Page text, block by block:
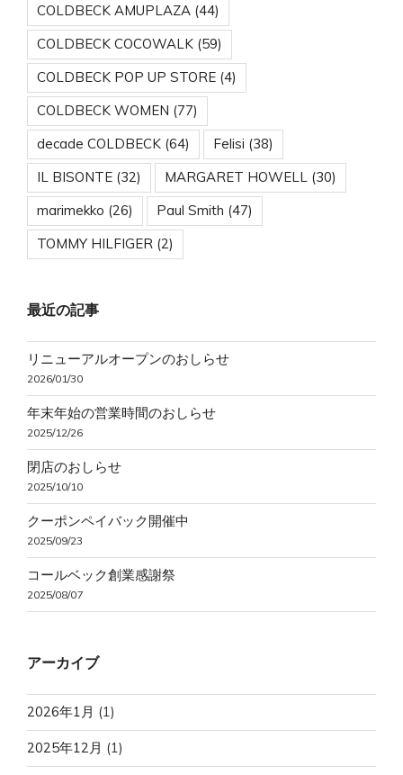
COLDBECK AMUPLAZA (44)
COLDBECK COCOWALK (59)
COLDBECK POP UP STORE (4)
COLDBECK WOMEN (77)
decade COLDBECK (64) Felisi (38)
IL BISONTE (32) MARGARET HOWELL (30)
marimekko (26) Paul Smith (47)
TOMMY HILFIGER (2)
最近の記事
リニューアルオープンのおしらせ
2026/01/30
年末年始の営業時間のおしらせ
2025/12/26
閉店のおしらせ
2025/10/10
クーポンペイバック開催中
2025/09/23
コールベック創業感謝祭
2025/08/07
アーカイブ
2026年1月 (1)
2025年12月 (1)